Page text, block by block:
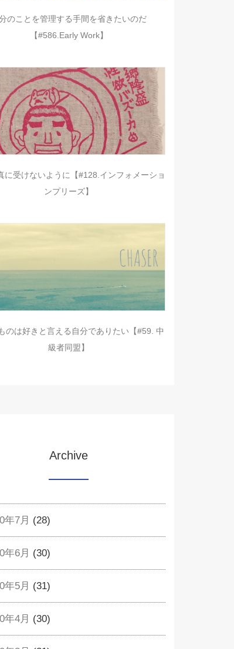
のことを管理する手間を省きたいのだ
【#586.Early Work】
に受けないように【#128.インフォメーショ
ンプリーズ】
のは好きと言える自分でありたい【#59. 中
級者同盟】
Archive
年7月 (28)
年6月 (30)
年5月 (31)
年4月 (30)